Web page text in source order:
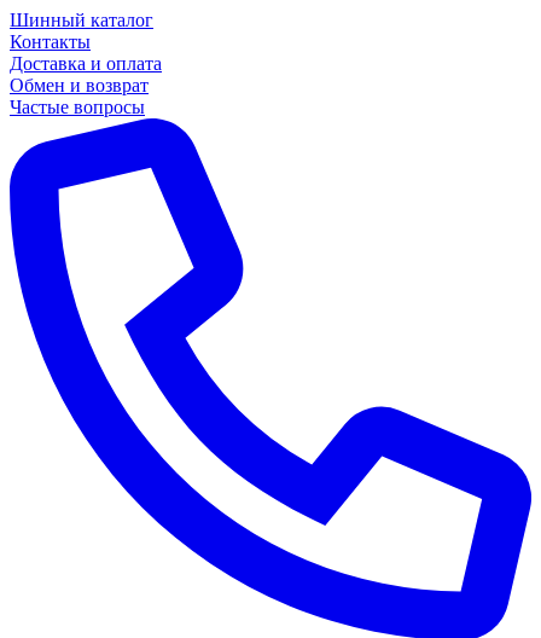
Шинный каталог
Контакты
Доставка и оплата
Обмен и возврат
Частые вопросы